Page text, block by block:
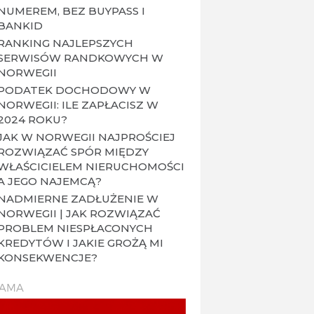
BEZ BUYPASS I
NAJLEPSZYCH
RANDKOWYCH W
DOCHODOWY W
ILE ZAPŁACISZ W
ROKU?
W NORWEGII NAJPROŚCIEJ
SPÓR MIĘDZY
NIERUCHOMOŚCI
JEGO NAJEMCĄ?
ZADŁUŻENIE W
| JAK ROZWIĄZAĆ
NIESPŁACONYCH
I JAKIE GROŻĄ MI